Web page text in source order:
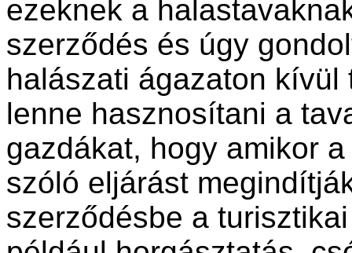
ezeknek a
szerződés és úgy
halászati ágazaton
lenne hasznosítani a
gazdákat, hogy amikor
szóló eljárást
szerződésbe a